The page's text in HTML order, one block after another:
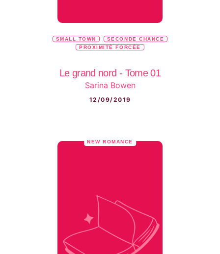
SMALL TOWN
SECONDE CHANCE
PROXIMITÉ FORCÉE
Le grand nord - Tome 01
Sarina Bowen
12/09/2019
NEW ROMANCE